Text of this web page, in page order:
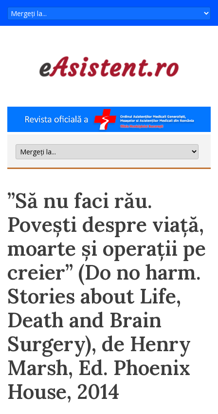
”Să nu faci rău.
Povești despre viață,
moarte și operații pe
creier” (Do no harm.
Stories about Life,
Death and Brain
Surgery), de Henry
Marsh, Ed. Phoenix
House, 2014